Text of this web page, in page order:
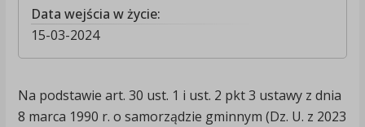
Data wejścia w życie:
15-03-2024
Na podstawie art. 30 ust. 1 i ust. 2 pkt 3 ustawy z dnia
8 marca 1990 r. o samorządzie gminnym (Dz. U. z 2023